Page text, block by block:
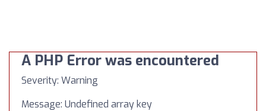
A PHP Error was encountered
Severity: Warning
Message: Undefined array key